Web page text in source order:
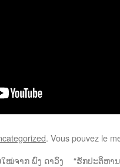
. Vous pouvez le
ໝ່ຈາກ ພົງ ດາວົງ “ຮັກປະຕິຫາ